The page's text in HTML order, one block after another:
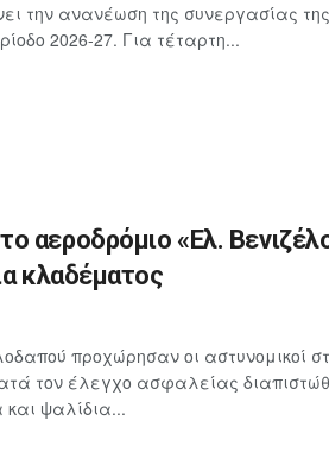
την ανανέωση της συνεργασίας
2026-27. Για τέταρτη...
αεροδρόμιο «Ελ.
κλαδέματος
προχώρησαν οι αστυνομικοί
τον έλεγχο ασφαλείας
ψαλίδια...